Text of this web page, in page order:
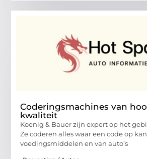
Coderingsmachines van
kwaliteit
Koenig & Bauer zijn expert op het
Ze coderen alles waar een code op
voedingsmiddelen en van auto’s